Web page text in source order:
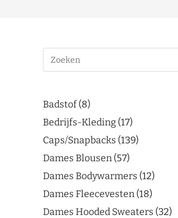
Badstof 8
Bedrijfs-Kleding 17
Caps/Snapbacks 139
Dames Blousen 57
Dames Bodywarmers 12
Dames Fleecevesten 18
Dames Hooded Sweaters 32